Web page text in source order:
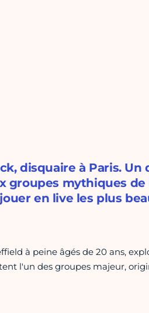
disquaire à Paris. Un
groupes mythiques
en live les plus
à peine âgés de 20 ans,
l'un des groupes majeur,